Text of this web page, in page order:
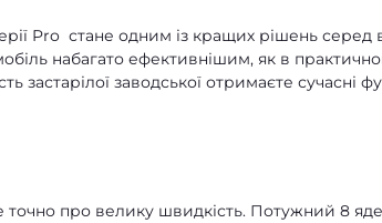
Pro стане одним із кращих рішень серед
набагато ефективнішим, як в
застарілої заводської отримаєте сучасні
точно про велику швидкість. Потужний 8